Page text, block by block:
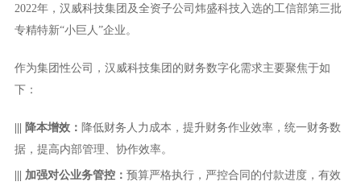
2022年，汉威科技集团及全资子公司炜盛科技入选的工信部第三批
专精特新“小巨人”企业。
作为集团性公司，汉威科技集团的财务数字化需求主要聚焦于如
下：
||| 降本增效： 降低财务人力成本，提升财务作业效率，统一财务数
据，提高内部管理、协作效率。
加强对公业务管控： 预算严格执行，严控合同的付款进度，有效